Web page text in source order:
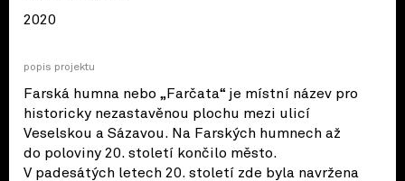
2020
popis projektu
Farská humna nebo „Farčata“ je místní název pro
historicky nezastavěnou plochu mezi ulicí
Veselskou a Sázavou. Na Farských humnech až
do poloviny 20. století končilo město.
V padesátých letech 20. století zde byla navržena